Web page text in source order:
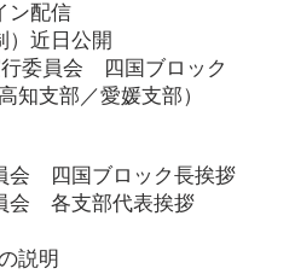
ン配信
）近日公開
行委員会 四国ブロック
知支部／愛媛支部）
員会 四国ブロック長挨拶
員会 各支部代表挨拶
説明